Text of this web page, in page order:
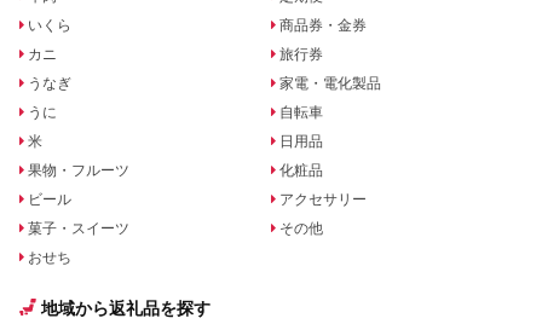
いくら
カニ
うなぎ
うに
米
果物・フルーツ
ビール
菓子・スイーツ
おせち
商品券・金券
旅行券
家電・電化製品
自転車
日用品
化粧品
アクセサリー
その他
地域から返礼品を探す